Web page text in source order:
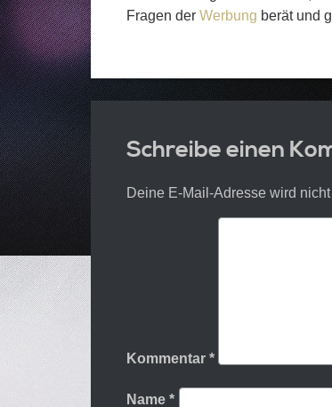
Fragen der Werbung berät und
Schreibe einen
Deine E-Mail-Adresse wird
Kommentar *
Name *